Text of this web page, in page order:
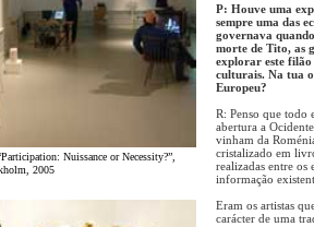
Nuissance or Necessity?”,
2005
P: Houve uma
sempre uma das
governava
morte de Tito, as
explorar este filão
culturais. Na tua
Europeu?
R: Penso que todo
abertura a
vinham da
cristalizado em
realizadas entre os
informação
Eram os artistas
carácter de uma